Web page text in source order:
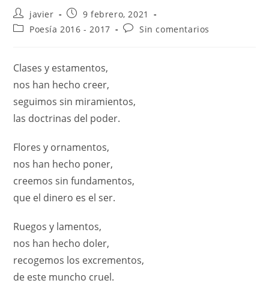
javier
9 febrero, 2021
Poesía 2016 - 2017
Sin comentarios
Clases y estamentos,
nos han hecho creer,
seguimos sin miramientos,
las doctrinas del poder.
Flores y ornamentos,
nos han hecho poner,
creemos sin fundamentos,
que el dinero es el ser.
Ruegos y lamentos,
nos han hecho doler,
recogemos los excrementos,
de este muncho cruel.